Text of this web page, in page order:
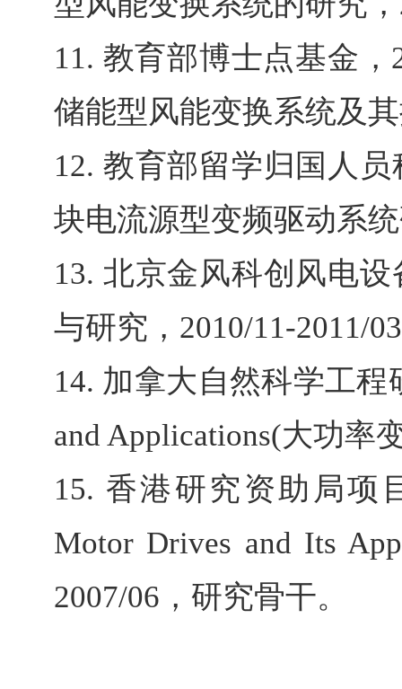
11. 教育部博士点基金，
储能型风能变换系统及
12. 教育部留学归国人
块电流源型变频驱动系
13. 北京金风科创风电
与研究， 2010/11-2011/03
14. 加拿大自然科学工
and Applications(大功率
15. 香港研究资助局项
Motor Drives and Its
2007/06 ，研究骨干。